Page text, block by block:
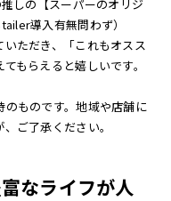
しの【スーパーのオリジ
導入有無問わず）
ただき、「これもオスス
もらえると嬉しいです。
ものです。地域や店舗に
ご了承ください。
なライフが人